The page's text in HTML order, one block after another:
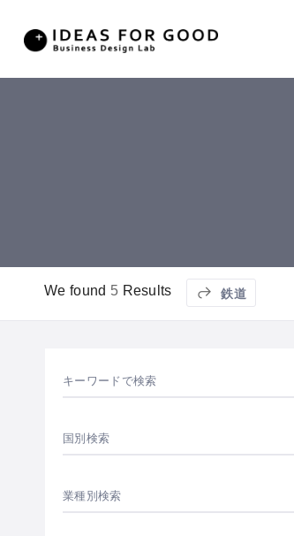
We found 5 Results 鉄道
キーワードで検索
国別検索
業種別検索